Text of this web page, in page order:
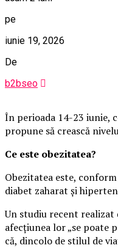
pe
iunie 19, 2026
De
b2bseo
În perioada 14-23 iunie,
propune să crească
Ce este obezitatea?
Obezitatea este,
diabet zaharat și
Un studiu recent realizat
afecțiunea lor „se poate
că, dincolo de stilul de